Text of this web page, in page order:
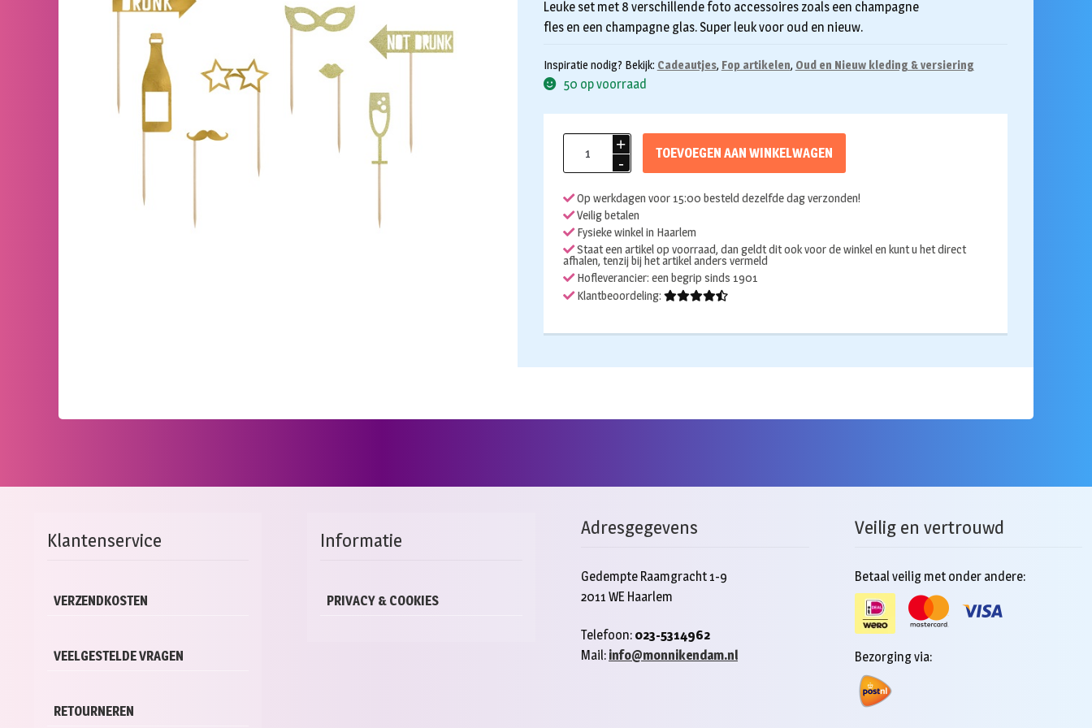
Leuke set met 8 verschillende foto accessoires zoals een champagne
fles en een champagne glas. Super leuk voor oud en nieuw.
Inspiratie nodig? Bekijk: Cadeautjes, Fop artikelen, Oud en Nieuw kleding & versiering
50 op voorraad
booth
Let's
Celebrate
8st
aantal
TOEVOEGEN AAN WINKELWAGEN
Op werkdagen voor 15:00 besteld dezelfde dag verzonden!
Veilig betalen
Fysieke winkel in Haarlem
Staat een artikel op voorraad, dan geldt dit ook voor de winkel en kunt u het direct
afhalen, tenzij bij het artikel anders vermeld
Hofleverancier: een begrip sinds 1901
Klantbeoordeling:
Klantenservice
VERZENDKOSTEN
VEELGESTELDE VRAGEN
RETOURNEREN
Informatie
PRIVACY & COOKIES
Adresgegevens
Gedempte Raamgracht 1-9
2011 WE Haarlem
Telefoon: 023-5314962
Mail: info@monnikendam.nl
Veilig en vertrouwd
Betaal veilig met onder andere:
Bezorging via: